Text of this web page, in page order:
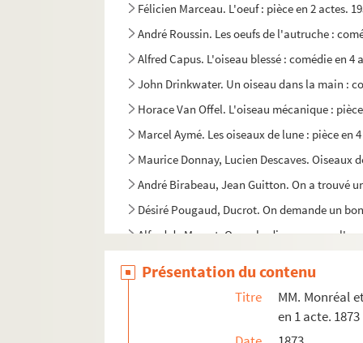
Félicien Marceau. L'oeuf : pièce en 2 actes.
André Roussin. Les oeufs de l'autruche :
Alfred Capus. L'oiseau blessé : comédie en 4
John Drinkwater. Un oiseau dans la main :
Horace Van Offel. L'oiseau mécanique :
Marcel Aymé. Les oiseaux de lune : pièce en
Maurice Donnay, Lucien Descaves. Oiseaux
André Birabeau, Jean Guitton. On a trouvé
Désiré Pougaud, Ducrot. On demande un
Alfred de Musset. On ne badine pas avec
Alfred de Musset. On ne saurait penser à
Sacha Guitry. On passe dans huit jours :
Présentation du contenu
Titre
MM. Monréal
en 1 acte. 1873